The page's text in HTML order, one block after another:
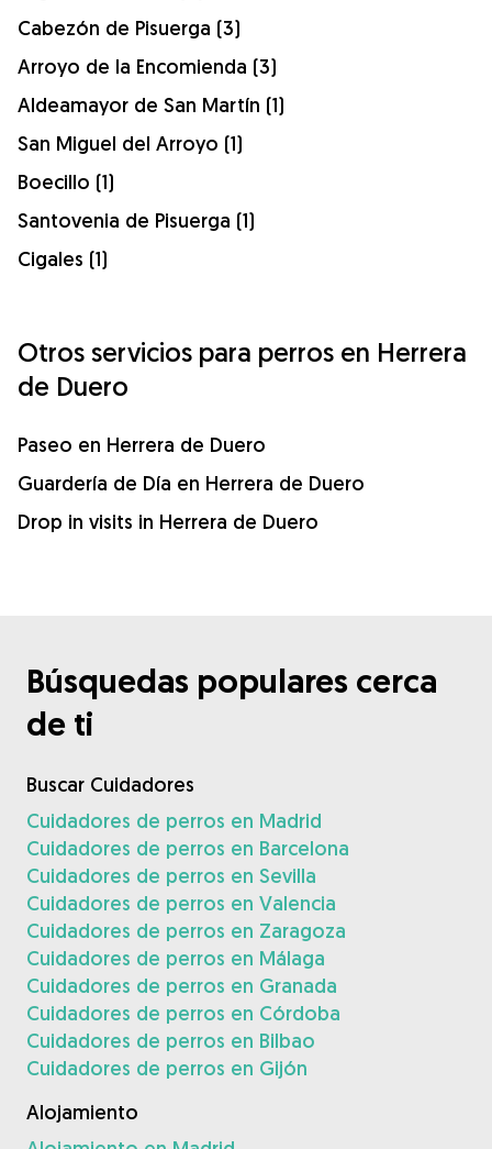
Cabezón de Pisuerga (3)
Arroyo de la Encomienda (3)
Aldeamayor de San Martín (1)
San Miguel del Arroyo (1)
Boecillo (1)
Santovenia de Pisuerga (1)
Cigales (1)
Otros servicios para perros en Herrera
de Duero
Paseo en Herrera de Duero
Guardería de Día en Herrera de Duero
Drop in visits in Herrera de Duero
Búsquedas populares cerca
de ti
Buscar Cuidadores
Cuidadores de perros en Madrid
Cuidadores de perros en Barcelona
Cuidadores de perros en Sevilla
Cuidadores de perros en Valencia
Cuidadores de perros en Zaragoza
Cuidadores de perros en Málaga
Cuidadores de perros en Granada
Cuidadores de perros en Córdoba
Cuidadores de perros en Bilbao
Cuidadores de perros en Gijón
Alojamiento